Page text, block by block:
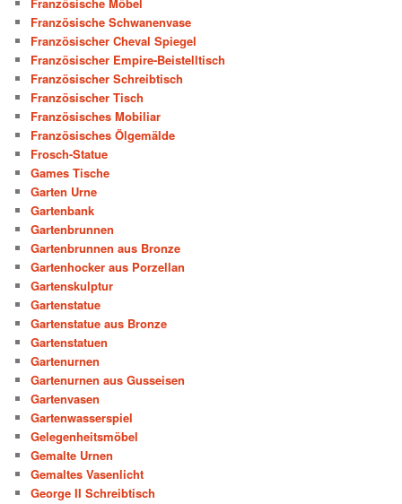
Französische Schwanenvase
Französischer Cheval Spiegel
Französischer Empire-Beistelltisch
Französischer Schreibtisch
Französischer Tisch
Französisches Mobiliar
Französisches Ölgemälde
Frosch-Statue
Games Tische
Garten Urne
Gartenbank
Gartenbrunnen
Gartenbrunnen aus Bronze
Gartenhocker aus Porzellan
Gartenskulptur
Gartenstatue
Gartenstatue aus Bronze
Gartenstatuen
Gartenurnen
Gartenurnen aus Gusseisen
Gartenvasen
Gartenwasserspiel
Gelegenheitsmöbel
Gemalte Urnen
Gemaltes Vasenlicht
George II Schreibtisch